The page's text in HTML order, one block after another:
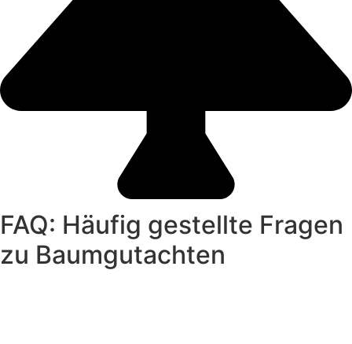
FAQ: Häufig gestellte Fragen
zu Baumgutachten